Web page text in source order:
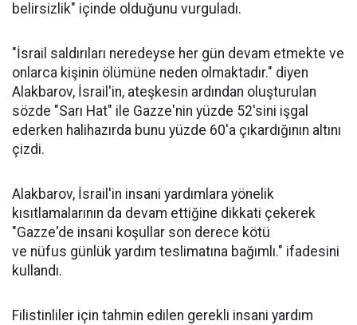
belirsizlik" içinde olduğunu vurguladı.
"İsrail saldırıları neredeyse her gün devam etmekte ve
onlarca kişinin ölümüne neden olmaktadır." diyen
Alakbarov, İsrail'in, ateşkesin ardından oluşturulan
sözde "Sarı Hat" ile Gazze'nin yüzde 52'sini işgal
ederken halihazırda bunu yüzde 60'a çıkardığının altını
çizdi.
Alakbarov, İsrail'in insani yardımlara yönelik
kısıtlamalarının da devam ettiğine dikkati çekerek
"Gazze'de insani koşullar son derece kötü
ve nüfus günlük yardım teslimatına bağımlı." ifadesini
kullandı.
Filistinliler için tahmin edilen gerekli insani yardım